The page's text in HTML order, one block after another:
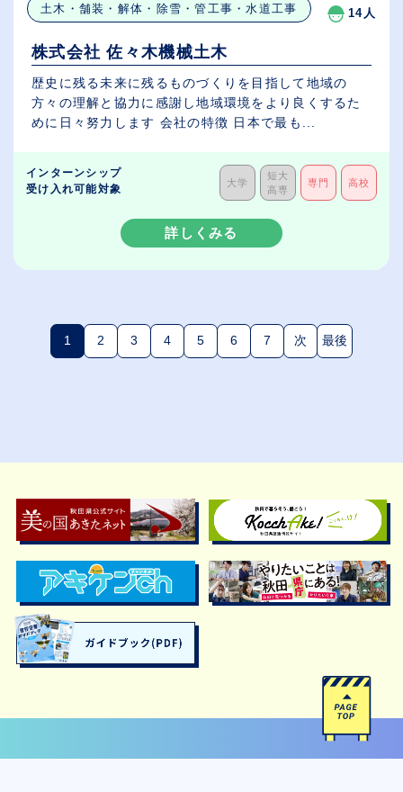
土木・舗装・解体・除雪・管工事・水道工事 14人
株式会社 佐々木機械土木
歴史に残る未来に残るものづくりを目指して地域の
方々の理解と協力に感謝し地域環境をより良くするた
めに日々努力します 会社の特徴 日本で最も...
インターンシップ
受け入れ可能対象
大学
短大
高専
専門 高校
詳しくみる
1(現在のページ)
2 3 4 5 6 7 次 最後